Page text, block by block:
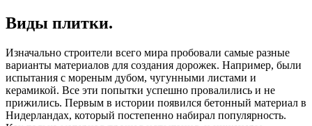
Виды плитки.
Изначально строители всего мира пробовали самые разные
варианты материалов для создания дорожек. Например, были
испытания с мореным дубом, чугунными листами и
керамикой. Все эти попытки успешно провалились и не
прижились. Первым в истории появился бетонный материал в
Нидерландах, который постепенно набирал популярность.